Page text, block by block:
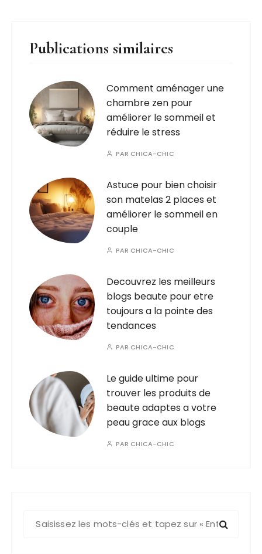
Publications similaires
Comment aménager une
chambre zen pour
améliorer le sommeil et
réduire le stress
PAR CHICA-CHIC
Astuce pour bien choisir
son matelas 2 places et
améliorer le sommeil en
couple
PAR CHICA-CHIC
Decouvrez les meilleurs
blogs beaute pour etre
toujours a la pointe des
tendances
PAR CHICA-CHIC
Le guide ultime pour
trouver les produits de
beaute adaptes a votre
peau grace aux blogs
PAR CHICA-CHIC